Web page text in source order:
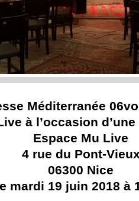
Méditerranée 06
à l’occasion
Espace Mu Live
4 rue du Pont-
06300 Nice
mardi 19 juin 2018 à